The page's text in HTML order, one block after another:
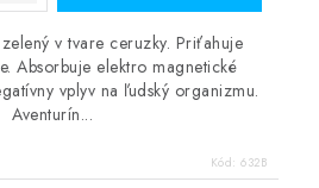
v tvare ceruzky. Priťahuje
Absorbuje elektro magnetické
vplyv na ľudský organizmu.
Aventurín...
Kód: 632B